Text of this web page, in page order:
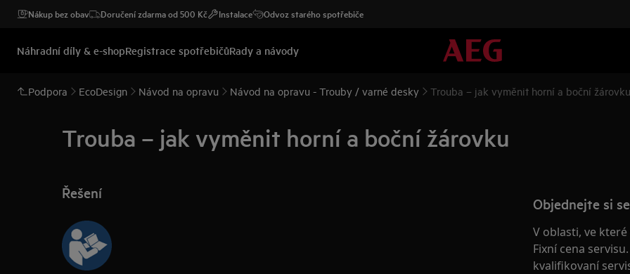
Nákup bez obav Doručení zdarma od 500 Kč Instalace Odvoz starého spotřebiče
Náhradní díly & e-shopRegistrace spotřebičůRady a návody
Podpora EcoDesign Návod na opravu Návod na opravu - Trouby / varné desky Trouba – jak vyměnit horní a boční žárovku
Trouba – jak vyměnit horní a boční žárovku
Řešení
Objednejte si
V oblasti, ve
Fixní cena
kvalifikovaní